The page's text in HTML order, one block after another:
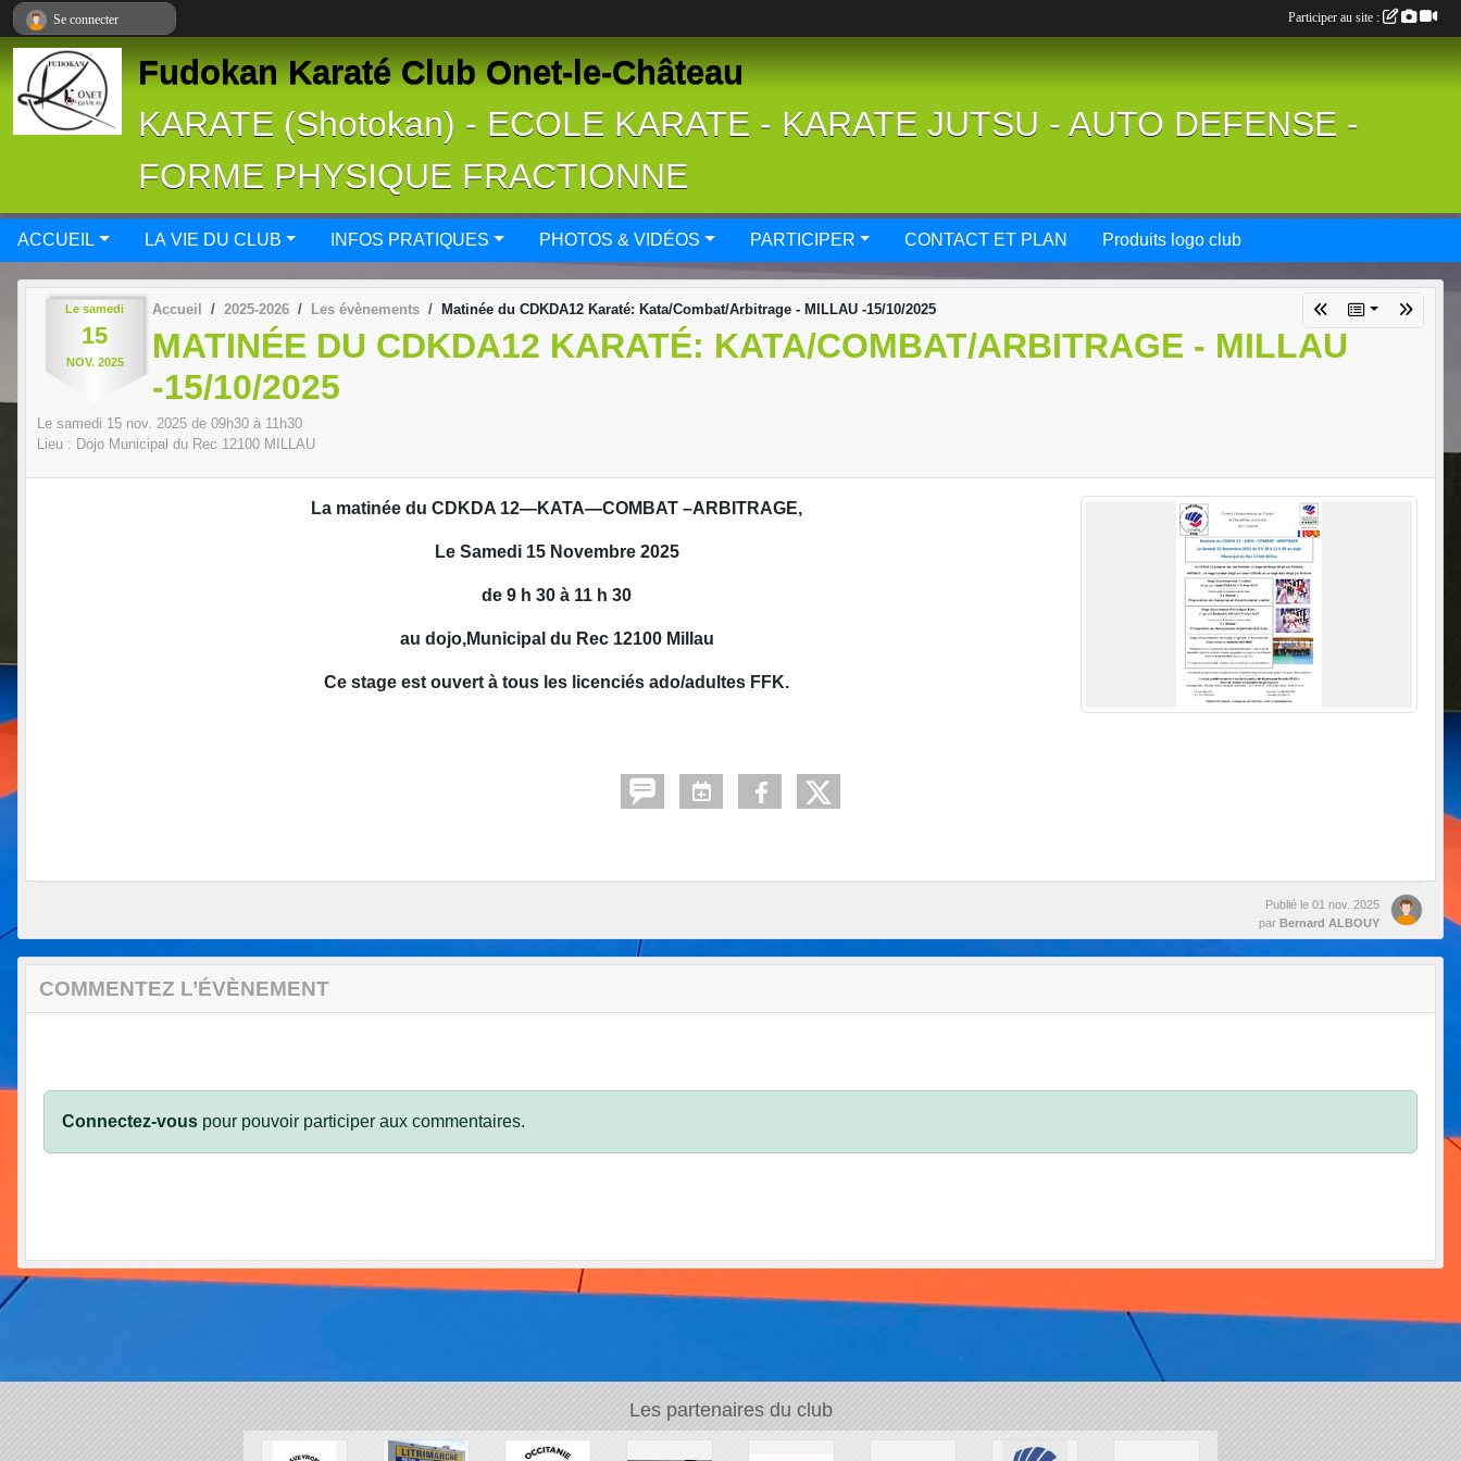
Fudokan Karaté Club Onet-le-Château
KARATE (Shotokan) - ECOLE KARATE - KARATE JUTSU - AUTO DEFENSE -
FORME PHYSIQUE FRACTIONNE
ACCUEIL LA VIE DU CLUB INFOS PRATIQUES PHOTOS & VIDÉOS PARTICIPER CONTACT ET PLAN Produits logo club
Le samedi
15
NOV. 2025
Accueil 2025-2026 Les évènements Matinée du CDKDA12 Karaté: Kata/Combat/Arbitrage - MILLAU -15/10/2025
MATINÉE DU CDKDA12 KARATÉ: KATA/COMBAT/ARBITRAGE - MILLAU
-15/10/2025
Le samedi 15 nov. 2025 de 09h30 à 11h30
Lieu : Dojo Municipal du Rec 12100 MILLAU
La matinée du CDKDA 12—KATA—COMBAT –ARBITRAGE,
Le Samedi 15 Novembre 2025
de 9 h 30 à 11 h 30
au dojo,Municipal du Rec 12100 Millau
Ce stage est ouvert à tous les licenciés ado/adultes FFK.
Publié le 01 nov. 2025
par Bernard ALBOUY
COMMENTEZ L’ÉVÈNEMENT
Connectez-vous pour pouvoir participer aux commentaires.
Les partenaires du club
Se connecter Participer au site :
Panneau de gestion des cookies